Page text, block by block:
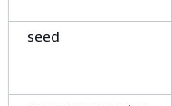
seed